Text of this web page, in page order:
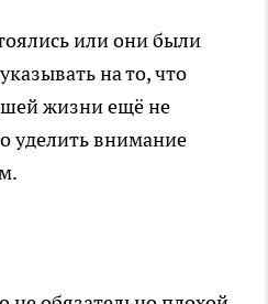
или они были
на то, что
жизни ещё не
уделить внимание